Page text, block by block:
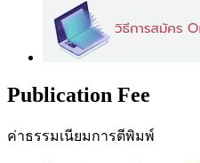
Publication Fee
ค่าธรรมเนียมการตีพิมพ์